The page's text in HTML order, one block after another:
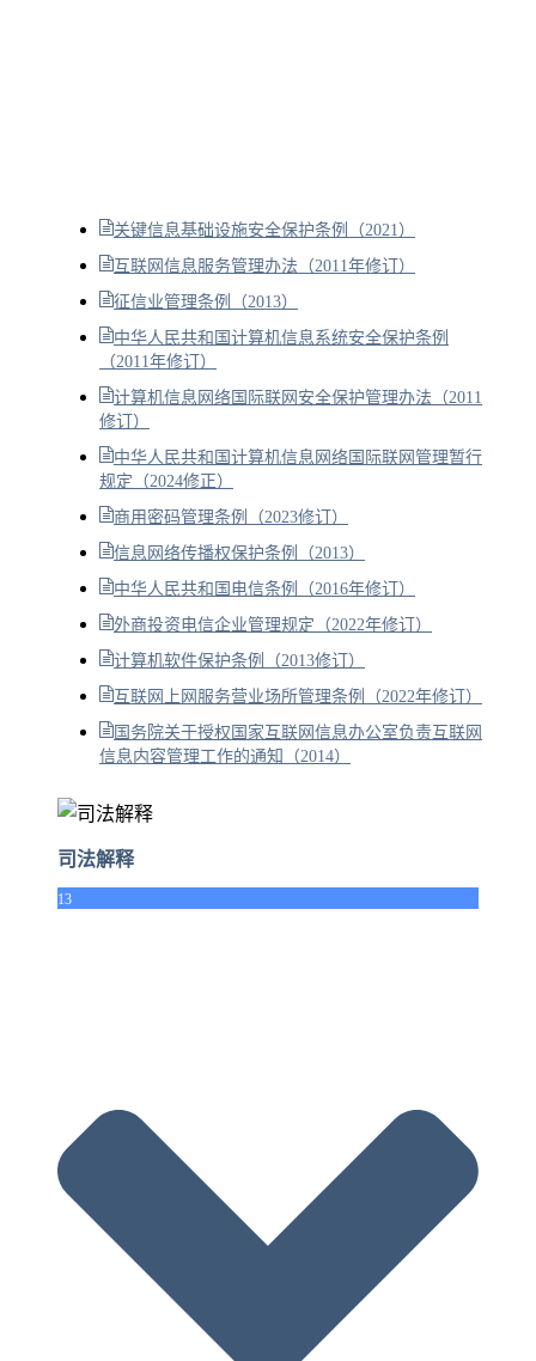
关键信息基础设施安全保护条例（2021）
互联网信息服务管理办法（2011年修订）
征信业管理条例（2013）
中华人民共和国计算机信息系统安全保护条例
（2011年修订）
计算机信息网络国际联网安全保护管理办法（2011
修订）
中华人民共和国计算机信息网络国际联网管理暂行
规定（2024修正）
商用密码管理条例（2023修订）
信息网络传播权保护条例（2013）
中华人民共和国电信条例（2016年修订）
外商投资电信企业管理规定（2022年修订）
计算机软件保护条例（2013修订）
互联网上网服务营业场所管理条例（2022年修订）
国务院关于授权国家互联网信息办公室负责互联网
信息内容管理工作的通知（2014）
司法解释
13